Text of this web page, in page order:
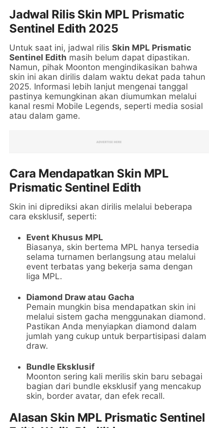
Jadwal Rilis Skin MPL Prismatic
Sentinel Edith 2025
Untuk saat ini, jadwal rilisSkin MPL Prismatic
Sentinel Edith masih belum dapat dipastikan.
Namun, pihak Moonton mengindikasikan bahwa
skin ini akan dirilis dalam waktu dekat pada tahun
2025. Informasi lebih lanjut mengenai tanggal
pastinya kemungkinan akan diumumkan melalui
kanal resmi Mobile Legends, seperti media sosial
atau dalam game.
Cara Mendapatkan Skin MPL
Prismatic Sentinel Edith
Skin ini diprediksi akan dirilis melalui beberapa
cara eksklusif, seperti:
Event Khusus MPL
Biasanya, skin bertema MPL hanya tersedia
selama turnamen berlangsung atau melalui
event terbatas yang bekerja sama dengan
liga MPL.
Diamond Draw atau Gacha
Pemain mungkin bisa mendapatkan skin ini
melalui sistem gacha menggunakan diamond.
Pastikan Anda menyiapkan diamond dalam
jumlah yang cukup untuk berpartisipasi dalam
draw.
Bundle Eksklusif
Moonton sering kali merilis skin baru sebagai
bagian dari bundle eksklusif yang mencakup
skin, border avatar, dan efek recall.
Alasan Skin MPL Prismatic Sentinel